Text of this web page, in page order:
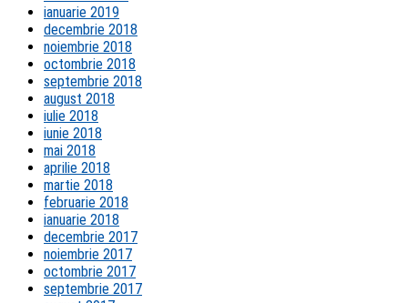
ianuarie 2019
decembrie 2018
noiembrie 2018
octombrie 2018
septembrie 2018
august 2018
iulie 2018
iunie 2018
mai 2018
aprilie 2018
martie 2018
februarie 2018
ianuarie 2018
decembrie 2017
noiembrie 2017
octombrie 2017
septembrie 2017